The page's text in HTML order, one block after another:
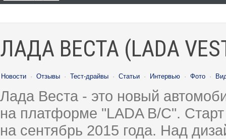
ЛАДА ВЕСТА (LADA
Новости · Отзывы · Тест-драйвы · Статьи · Интервью · Фото ·
Лада Веста - это новый
на платформе "LADA B/C".
на сентябрь 2015 года. Над